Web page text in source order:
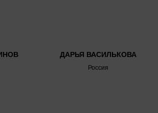
ДАРЬЯ ВАСИЛЬКОВА
Россия